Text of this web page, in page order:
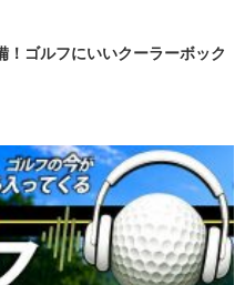
！ゴルフにいいクーラーボック